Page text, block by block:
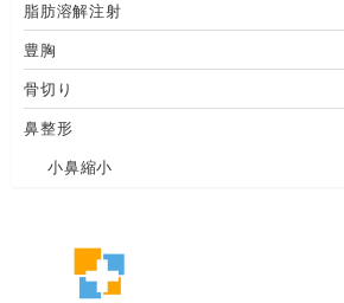
脂肪溶解注射
豊胸
骨切り
鼻整形
小鼻縮小